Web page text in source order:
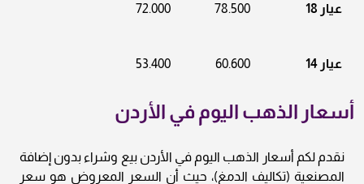
عيار 18 78.500
72.000
عيار 14 60.600
53.400
أسعار الذهب اليوم في الأردن
نقدم لكم أسعار الذهب اليوم في الأردن بيع وشراء بدون إضافة
المصنعية (تكاليف الدمغ)، حيث أن السعر المعروض هو سعر